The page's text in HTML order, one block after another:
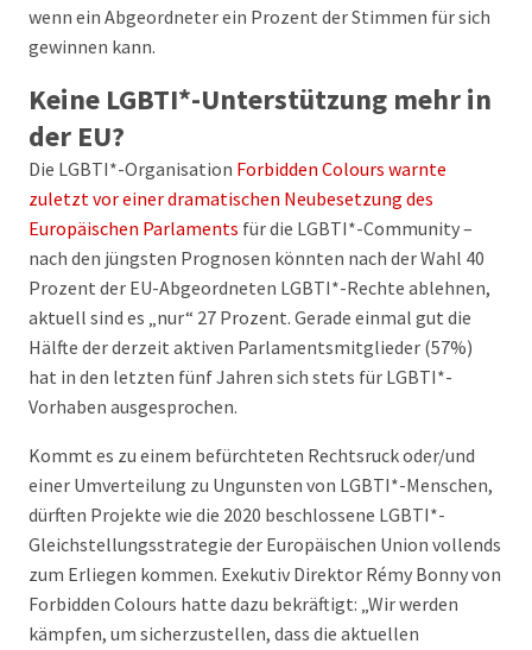
wenn ein Abgeordneter ein Prozent der Stimmen für sich
gewinnen kann.
Keine LGBTI*-Unterstützung mehr in
der EU?
Die LGBTI*-Organisation Forbidden Colours warnte
zuletzt vor einer dramatischen Neubesetzung des
Europäischen Parlaments für die LGBTI*-Community –
nach den jüngsten Prognosen könnten nach der Wahl 40
Prozent der EU-Abgeordneten LGBTI*-Rechte ablehnen,
aktuell sind es „nur“ 27 Prozent. Gerade einmal gut die
Hälfte der derzeit aktiven Parlamentsmitglieder (57%)
hat in den letzten fünf Jahren sich stets für LGBTI*-
Vorhaben ausgesprochen.
Kommt es zu einem befürchteten Rechtsruck oder/und
einer Umverteilung zu Ungunsten von LGBTI*-Menschen,
dürften Projekte wie die 2020 beschlossene LGBTI*-
Gleichstellungsstrategie der Europäischen Union vollends
zum Erliegen kommen. Exekutiv Direktor Rémy Bonny von
Forbidden Colours hatte dazu bekräftigt: „Wir werden
kämpfen, um sicherzustellen, dass die aktuellen